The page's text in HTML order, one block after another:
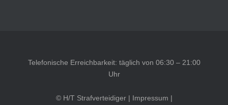
Telefonische Erreichbarkeit: täglich von 06:30 – 21:00
Uhr
© H/T Strafverteidiger | Impressum |